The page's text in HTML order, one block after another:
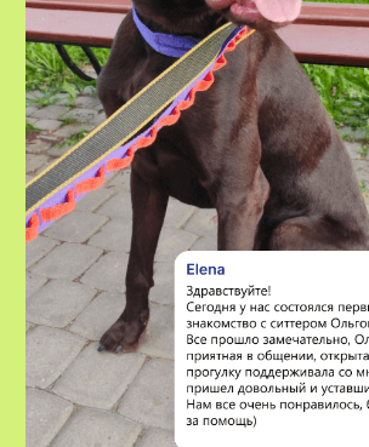
Сервис по выгулу и передержке
домашних животных
VOX • ВОКС